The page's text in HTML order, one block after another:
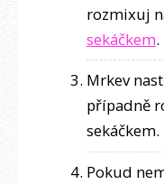
rozmixuj
sekáčkem.
Mrkev
případně
sekáčkem.
Pokud